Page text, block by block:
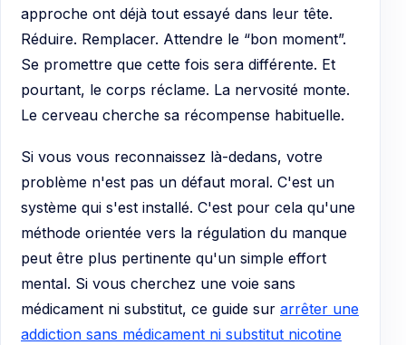
approche ont déjà tout essayé dans leur tête.
Réduire. Remplacer. Attendre le “bon moment”.
Se promettre que cette fois sera différente. Et
pourtant, le corps réclame. La nervosité monte.
Le cerveau cherche sa récompense habituelle.
Si vous vous reconnaissez là-dedans, votre
problème n'est pas un défaut moral. C'est un
système qui s'est installé. C'est pour cela qu'une
méthode orientée vers la régulation du manque
peut être plus pertinente qu'un simple effort
mental. Si vous cherchez une voie sans
médicament ni substitut, ce guide sur arrêter une
addiction sans médicament ni substitut nicotine